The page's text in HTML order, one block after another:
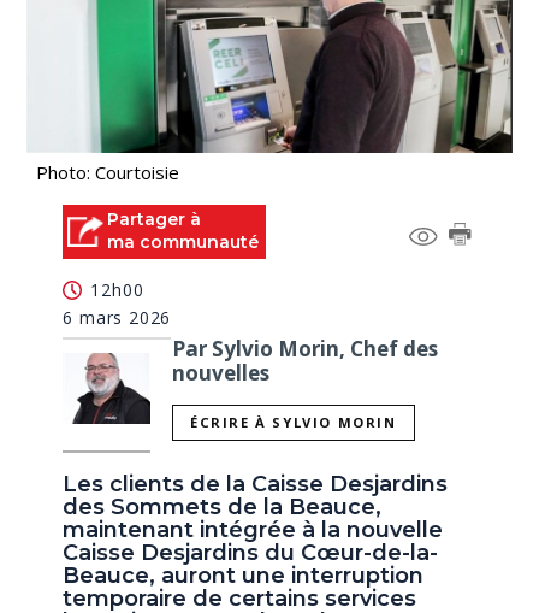
Photo: Courtoisie
Partager à
ma communauté
12h00
6 mars 2026
Par Sylvio Morin, Chef des
nouvelles
ÉCRIRE À SYLVIO MORIN
Les clients de la Caisse Desjardins
des Sommets de la Beauce,
maintenant intégrée à la nouvelle
Caisse Desjardins du Cœur-de-la-
Beauce, auront une interruption
temporaire de certains services